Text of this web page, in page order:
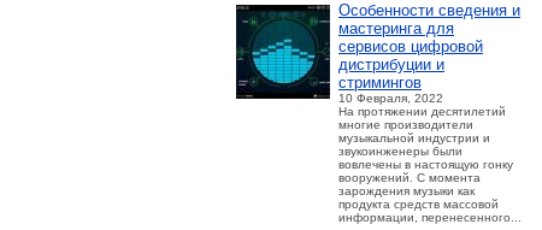
Особенности сведения и
мастеринга для
сервисов цифровой
дистрибуции и
стримингов
10 Февраля, 2022
На протяжении десятилетий
многие производители
музыкальной индустрии и
звукоинженеры были
вовлечены в настоящую гонку
вооружений. С момента
зарождения музыки как
продукта средств массовой
информации, перенесенного...